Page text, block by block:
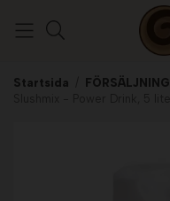
Startsida FÖRSÄLJNING